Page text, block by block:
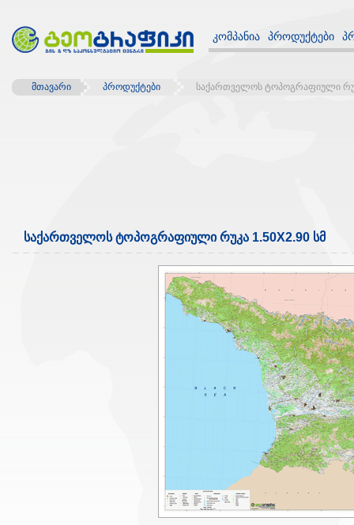
კომპანია პროდუქტები
მთავარი პროდუქტები საქართველოს ტოპოგრაფიული
საქართველოს ტოპოგრაფიული რუკა 1.50X2.90 სმ